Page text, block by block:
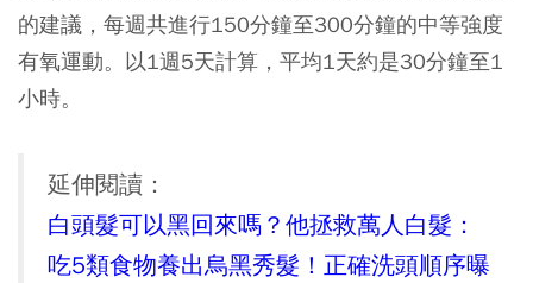
的建議，每週共進行150分鐘至300分鐘的中等強度
有氧運動。以1週5天計算，平均1天約是30分鐘至1
小時。
延伸閱讀：
白頭髮可以黑回來嗎？他拯救萬人白髮：
吃5類食物養出烏黑秀髮！正確洗頭順序曝